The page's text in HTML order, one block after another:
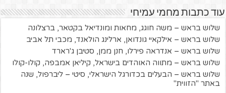
עוד כתבות מחמי עמיחי
שלוש בראש – משה חוגג, מחאות ומונדיאל בקטאר, ברצלונה
שלוש בראש – אילקאיי גונדואן, ארלינג הולאנד, מכבי תל אביב
שלוש בראש – אנדראה פירלו, חנן ממן, סטיבן ג'רארד
שלוש בראש – מתווה האוהדים בישראל, קיליאן אמבפה, קולו-קולו
שלוש בראש – הבעלים בכדורגל הישראלי, סיטי – ליברפול, שנה
באתר "הזווית"